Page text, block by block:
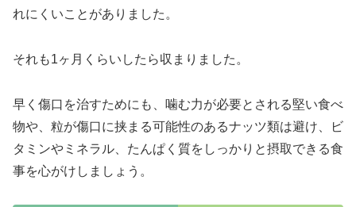
れにくいことがありました。
それも1ヶ月くらいしたら収まりました。
早く傷口を治すためにも、噛む力が必要とされる堅い食べ
物や、粒が傷口に挟まる可能性のあるナッツ類は避け、ビ
タミンやミネラル、たんぱく質をしっかりと摂取できる食
事を心がけしましょう。